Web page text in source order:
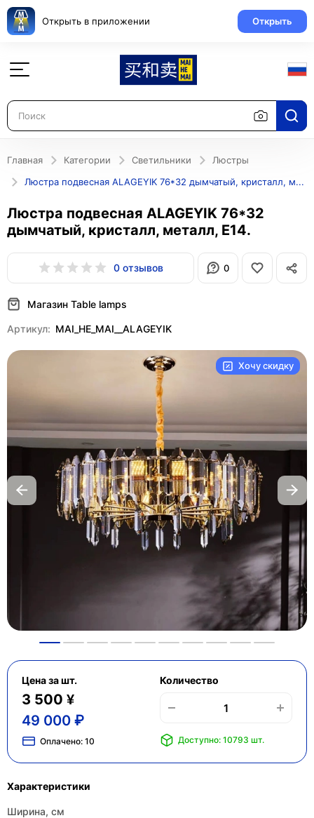
Открыть в приложении Открыть
Главная Категории Светильники
Люстры
Люстра подвесная ALAGEYIK 76*32 дымчатый, кристалл, металл, Е14.
Люстра подвесная ALAGEYIK 76*32
дымчатый, кристалл, металл, Е14.
0 отзывов 0
Магазин Table lamps
Артикул: MAI_HE_MAI__ALAGEYIK
Хочу скидку
Цена за шт.
3 500 ¥
49 000 ₽
Оплачено: 10
Количество
Доступно: 10793 шт.
Характеристики
Ширина, см